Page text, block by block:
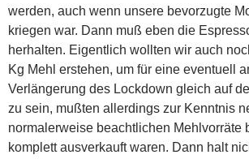
werden, auch wenn unsere bevorzugte
kriegen war. Dann muß eben die
herhalten. Eigentlich wollten wir auch
Kg Mehl erstehen, um für eine eventuell
Verlängerung des Lockdown gleich auf
zu sein, mußten allerdings zur Kenntnis
normalerweise beachtlichen Mehlvorräte
komplett ausverkauft waren. Dann halt